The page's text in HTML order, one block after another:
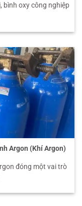
bình oxy công nghiệp
Argon (Khí Argon)
đóng một vai trò